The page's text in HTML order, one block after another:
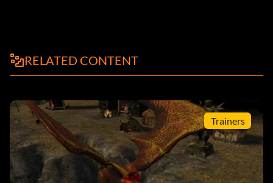
RELATED CONTENT
Trainers